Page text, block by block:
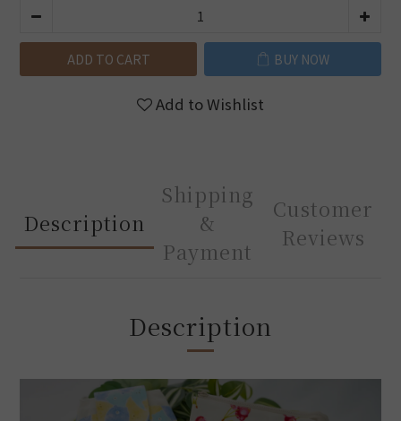
ADD TO CART BUY NOW
Add to Wishlist
Description
Shipping
&
Payment
Customer
Reviews
Description